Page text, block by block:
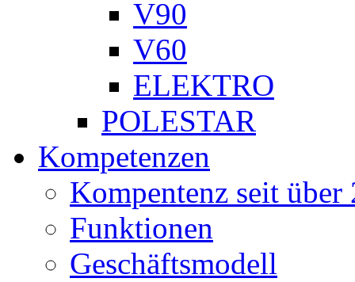
V90
V60
ELEKTRO
POLESTAR
Kompetenzen
Kompentenz seit über
Funktionen
Geschäftsmodell